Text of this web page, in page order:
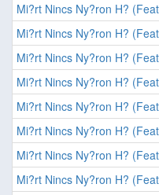
Mi?rt Nincs Ny?ron H?
Mi?rt Nincs Ny?ron H?
Mi?rt Nincs Ny?ron H?
Mi?rt Nincs Ny?ron H?
Mi?rt Nincs Ny?ron H?
Mi?rt Nincs Ny?ron H?
Mi?rt Nincs Ny?ron H?
Mi?rt Nincs Ny?ron H?